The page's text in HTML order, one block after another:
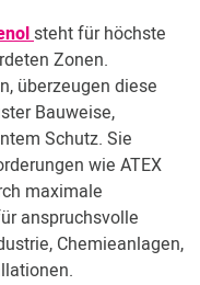
steht für höchste
Zonen.
überzeugen diese
Bauweise,
Schutz. Sie
wie ATEX
maximale
anspruchsvolle
Chemieanlagen,